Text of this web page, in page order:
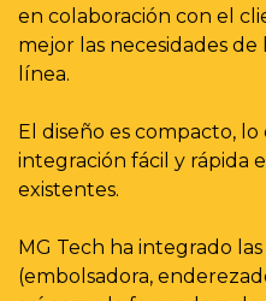
en colaboración con el
mejor las necesidades de
línea.
El diseño es compacto,
integración fácil y rápida
existentes.
MG Tech ha integrado
(embolsadora,